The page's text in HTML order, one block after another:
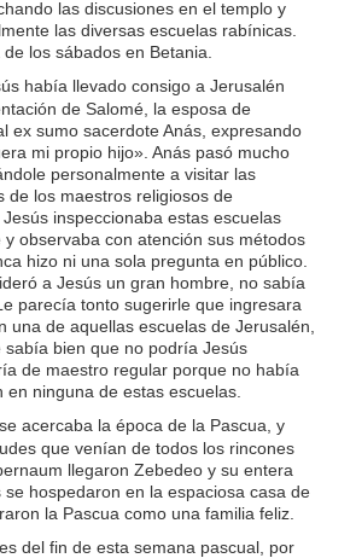
las discusiones en el templo y
las diversas escuelas rabínicas.
los sábados en Betania.
había llevado consigo a Jerusalén
de Salomé, la esposa de
ex sumo sacerdote Anás, expresando
mi propio hijo». Anás pasó mucho
personalmente a visitar las
de los maestros religiosos de
inspeccionaba estas escuelas
observaba con atención sus métodos
hizo ni una sola pregunta en público.
a Jesús un gran hombre, no sabía
parecía tonto sugerirle que ingresara
una de aquellas escuelas de Jerusalén,
bien que no podría Jesús
de maestro regular porque no había
en ninguna de estas escuelas.
acercaba la época de la Pascua, y
que venían de todos los rincones
llegaron Zebedeo y su entera
se hospedaron en la espaciosa casa de
la Pascua como una familia feliz.
del fin de esta semana pascual, por